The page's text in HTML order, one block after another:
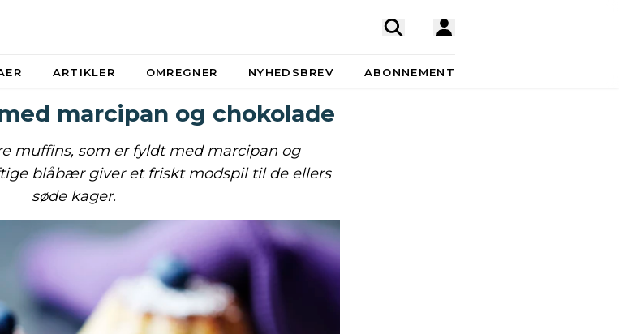
ARTIKLER OMREGNER NYHEDSBREV ABONNEMENT
marcipan og chokolade
muffins, som er fyldt med marcipan og
blåbær giver et friskt modspil til de ellers
søde kager.